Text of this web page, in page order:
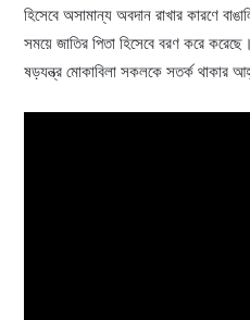
হিসেবে অসামান্য অবদান রাখার কারণে
সময়ে জাতির পিতা হিসেবে বরণ করে
ষড়যন্ত্র মোকাবিলা সকলকে সতর্ক থাকার